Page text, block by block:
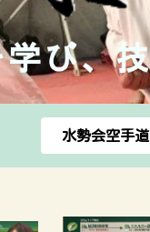
水勢会空手道